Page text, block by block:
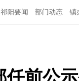
祁阳要闻 部门动态 镇
任前公